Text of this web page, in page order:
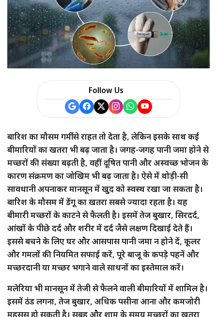
Follow Us
बारिश का मौसम गर्मी से राहत तो देता है, लेकिन इसके साथ कई
बीमारियों का खतरा भी बढ़ जाता है। जगह-जगह पानी जमा होने से
मच्छरों की संख्या बढ़ती है, वहीं दूषित पानी और अस्वच्छ भोजन के
कारण संक्रमण का जोखिम भी बढ़ जाता है। ऐसे में थोड़ी-सी
सावधानी अपनाकर मानसून में खुद को स्वस्थ रखा जा सकता है।
बारिश के मौसम में डेंगू का खतरा सबसे ज्यादा रहता है। यह
बीमारी मच्छरों के काटने से फैलती है। इसमें तेज बुखार, सिरदर्द,
आंखों के पीछे दर्द और शरीर में दर्द जैसे लक्षण दिखाई देते हैं।
इससे बचने के लिए घर और आसपास पानी जमा न होने दें, कूलर
और गमलों की नियमित सफाई करें, पूरे बाजू के कपड़े पहनें और
मच्छरदानी या मच्छर भगाने वाले साधनों का इस्तेमाल करें।
मलेरिया भी मानसून में तेजी से फैलने वाली बीमारियों में शामिल है।
इसमें ठंड लगना, तेज बुखार, अधिक पसीना आना और कमजोरी
महसूस हो सकती है। सुबह और शाम के समय मच्छरों का खतरा